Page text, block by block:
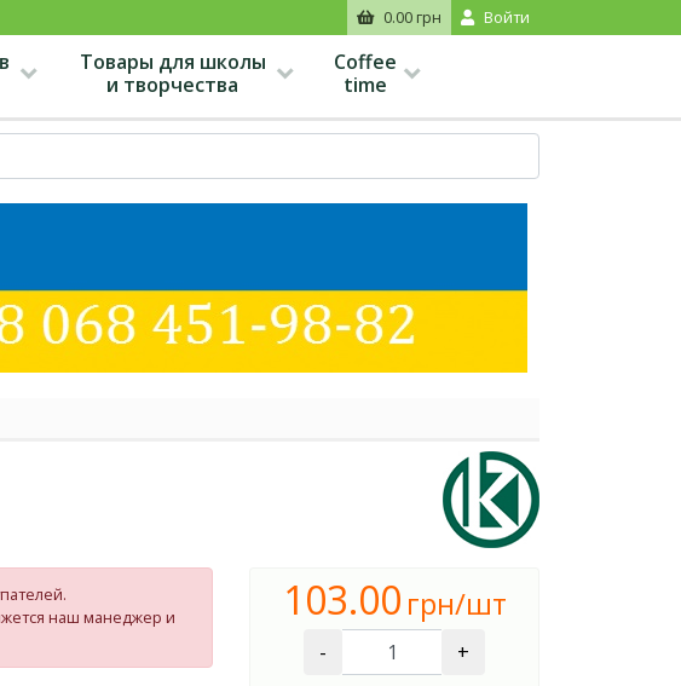
0.00 грн Войти
Товары для школы
и творчества
Coffee
time
103.00 грн/шт
- +
наш манеджер и